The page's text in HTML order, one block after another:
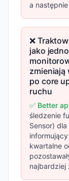
a
❌
jako
zmieniają
po core
ruchu
✅ Better
śledzenie
Sensor)
kwartalne
najbardziej